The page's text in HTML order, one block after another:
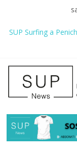
SUP Surfing a
AirSUP a Gallico:
Gallico Paddle
del SUP
Porto Selvaggio, a
prevenzione
2° Urban Sup